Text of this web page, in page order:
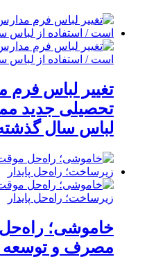
تغییر لباس
تحصیلی جدید
لباس سال
خاموشی؛
مصرف و توسعه